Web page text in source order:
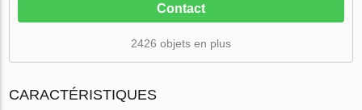
Contact
2426 objets en plus
CARACTÉRISTIQUES